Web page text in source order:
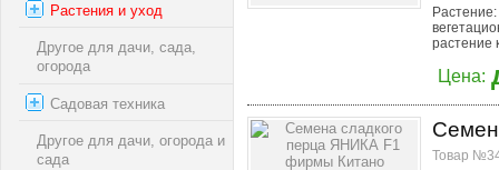
Растения и уход
Другое для дачи, сада,
огорода
Садовая техника
Другое для дачи, огорода и
сада
Растение:
растение
Цена:
Товар